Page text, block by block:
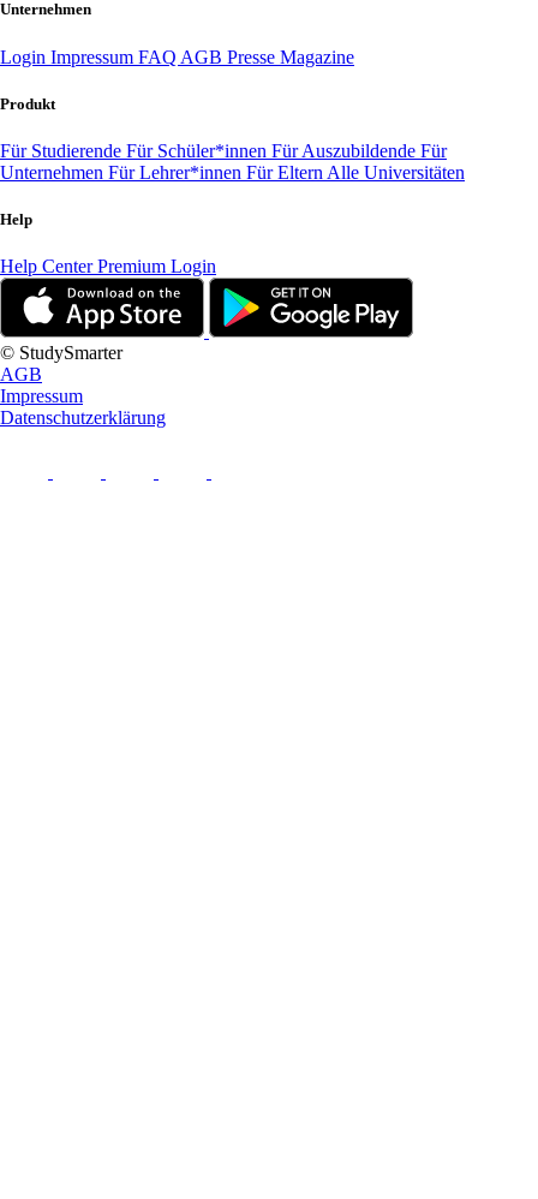
Unternehmen
Login Impressum FAQ AGB Presse Magazine
Produkt
Für Studierende Für Schüler*innen Für Auszubildende Für
Unternehmen Für Lehrer*innen Für Eltern Alle Universitäten
Help
Help CenterPremium Login
© StudySmarter
AGB
Impressum
Datenschutzerklärung